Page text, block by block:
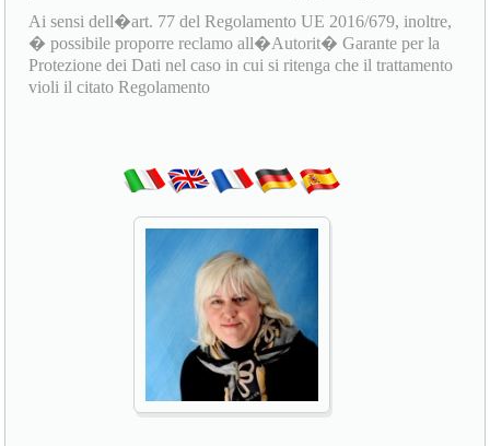
Ai sensi dell�art. 77 del Regolamento UE 2016/679, inoltre,
� possibile proporre reclamo all�Autorit� Garante per la
Protezione dei Dati nel caso in cui si ritenga che il trattamento
violi il citato Regolamento